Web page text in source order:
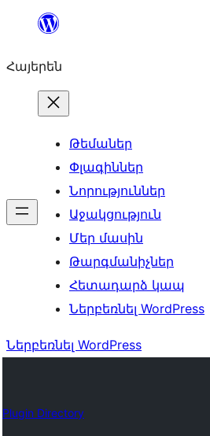
Անցնել
Հայերեն
Թեմաներ
Փլագիններ
Նորություններ
Աջակցություն
Մեր մասին
Թարգմանիչներ
Հետադարձ կապ
Ներբեռնել WordPress
Ներբեռնել WordPress
Plugin Directory